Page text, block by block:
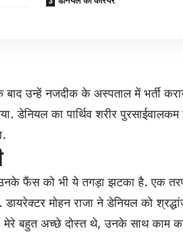
उन्हें नजदीक के अस्पताल में भर्ती
डेनियल का पार्थिव शरीर
फैंस को भी ये तगड़ा झटका है. एक तरफ
मोहन राजा ने डेनियल को
मेरे बहुत अच्छे दोस्त थे, उनके साथ काम